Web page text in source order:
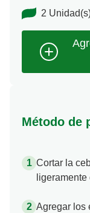
2
Método de
Cortar la
Agregar los